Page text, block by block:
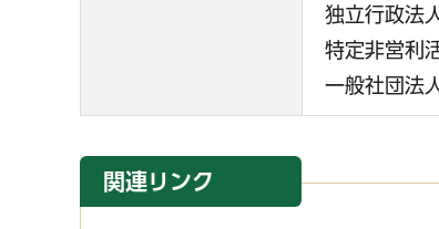
独立行政法
特定非営利
一般社団法
関連リンク